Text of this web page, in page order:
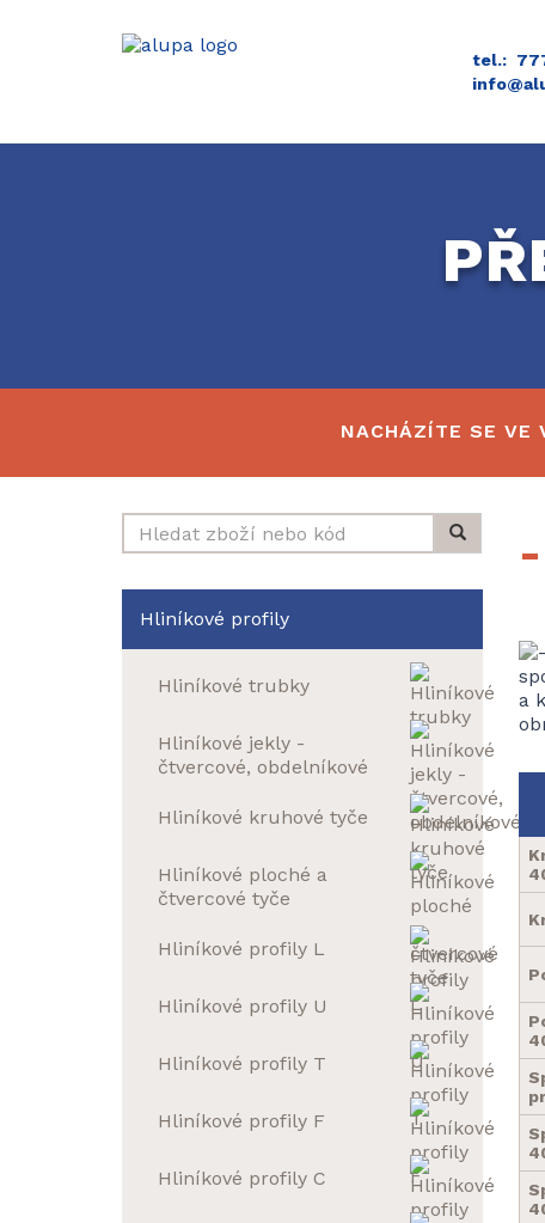
tel.:
NACHÁZÍTE SE VE
Hliníkové profily
Hliníkové trubky
Hliníkové jekly -
čtvercové, obdelníkové
Hliníkové kruhové tyče
Hliníkové ploché a
čtvercové tyče
Hliníkové profily L
Hliníkové profily U
Hliníkové profily T
Hliníkové profily F
Hliníkové profily C